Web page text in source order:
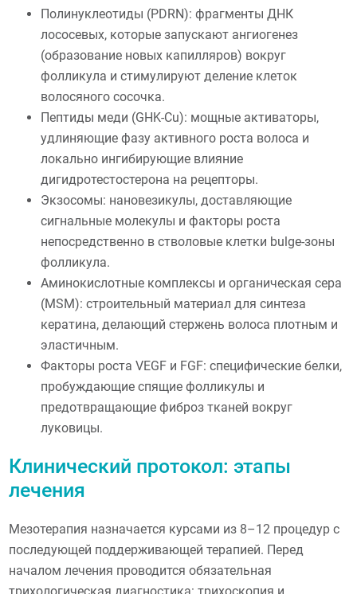
Полинуклеотиды (PDRN): фрагменты ДНК
лососевых, которые запускают ангиогенез
(образование новых капилляров) вокруг
фолликула и стимулируют деление клеток
волосяного сосочка.
Пептиды меди (GHK-Cu): мощные активаторы,
удлиняющие фазу активного роста волоса и
локально ингибирующие влияние
дигидротестостерона на рецепторы.
Экзосомы: нановезикулы, доставляющие
сигнальные молекулы и факторы роста
непосредственно в стволовые клетки bulge-зоны
фолликула.
Аминокислотные комплексы и органическая сера
(MSM): строительный материал для синтеза
кератина, делающий стержень волоса плотным и
эластичным.
Факторы роста VEGF и FGF: специфические белки,
пробуждающие спящие фолликулы и
предотвращающие фиброз тканей вокруг
луковицы.
Клинический протокол: этапы
лечения
Мезотерапия назначается курсами из 8–12 процедур с
последующей поддерживающей терапией. Перед
началом лечения проводится обязательная